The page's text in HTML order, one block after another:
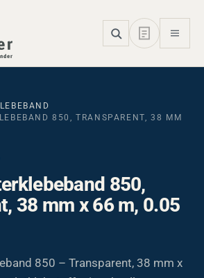
850, TRANSPARENT, 38 MM
850,
38 mm x 66 m, 0.05
850 – Transparent, 38 mm x